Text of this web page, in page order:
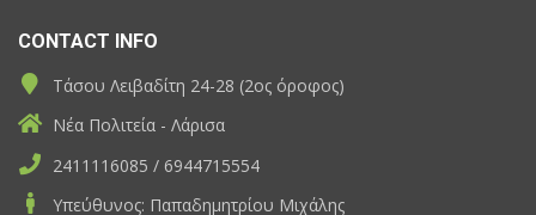
CONTACT INFO
Τάσου Λειβαδίτη 24-28 (2ος όροφος)
Νέα Πολιτεία - Λάρισα
2411116085 / 6944715554
Υπεύθυνος: Παπαδημητρίου Μιχάλης